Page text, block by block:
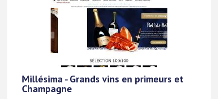
Millésima - Grands vins en primeurs et
Champagne